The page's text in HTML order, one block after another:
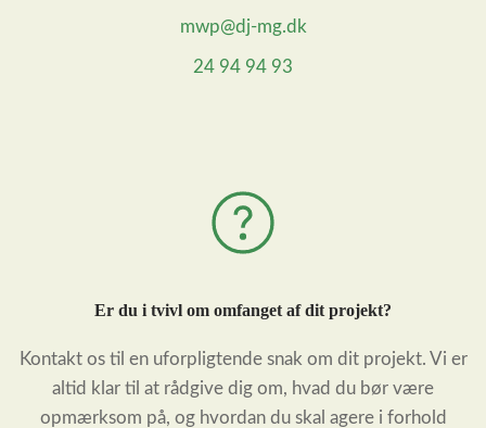
mwp@dj-mg.dk
24 94 94 93
Er du i tvivl om omfanget af dit projekt?
Kontakt os til en uforpligtende snak om dit projekt. Vi er
altid klar til at rådgive dig om, hvad du bør være
opmærksom på, og hvordan du skal agere i forhold